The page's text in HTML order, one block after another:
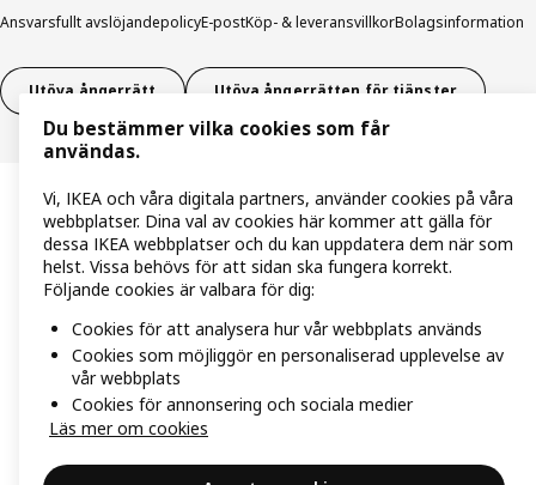
Ansvarsfullt avslöjandepolicyE-postKöp- & leveransvillkorBolagsinformation
Utöva ångerrätt Utöva ångerrätten för tjänster
Du bestämmer vilka cookies som får
användas.
Vi, IKEA och våra digitala partners, använder cookies på våra
webbplatser. Dina val av cookies här kommer att gälla för
dessa IKEA webbplatser och du kan uppdatera dem när som
helst. Vissa behövs för att sidan ska fungera korrekt.
Följande cookies är valbara för dig:
Cookies för att analysera hur vår webbplats används
Cookies som möjliggör en personaliserad upplevelse av
vår webbplats
Cookies för annonsering och sociala medier
Läs mer om cookies